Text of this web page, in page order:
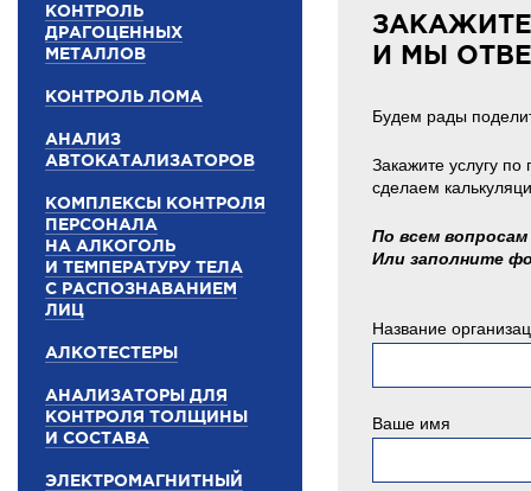
КОНТРОЛЬ
ДРАГОЦЕННЫХ
МЕТАЛЛОВ
КОНТРОЛЬ ЛОМА
АНАЛИЗ
АВТОКАТАЛИЗАТОРОВ
КОМПЛЕКСЫ КОНТРОЛЯ
ПЕРСОНАЛА
НА АЛКОГОЛЬ
И ТЕМПЕРАТУРУ ТЕЛА
С РАСПОЗНАВАНИЕМ
ЛИЦ
АЛКОТЕСТЕРЫ
АНАЛИЗАТОРЫ ДЛЯ
КОНТРОЛЯ ТОЛЩИНЫ
И СОСТАВА
ЭЛЕКТРОМАГНИТНЫЙ
И МЫ
Будем рады
Закажите услугу
сделаем
По всем вопросам
Или заполните
Название
Ваше имя